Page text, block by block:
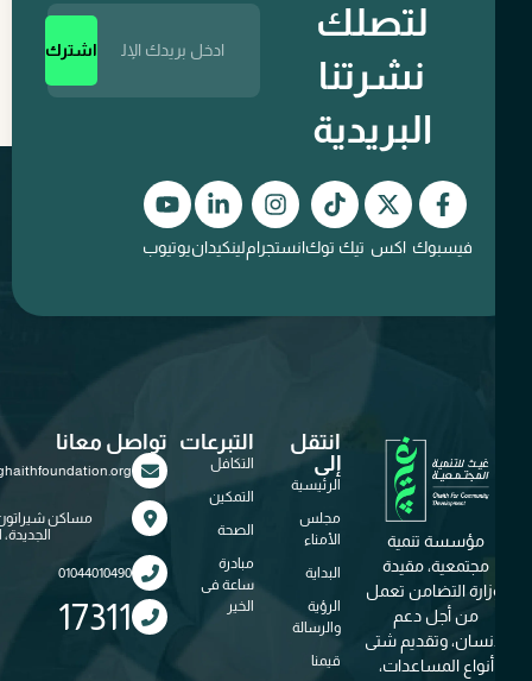
لتصلك
نشرتنا
البريدية
اشترك
فيسبوك اكس تيك توكانستجراملينكيدانيوتيوب
مؤسسة تنمية
مجتمعية، مقيدة
التضامن تعمل
من أجل دعم
وتقديم شتى
أنواع المساعدات،
تواصل معانا
Info@ghaithfoundation.org
مساكن شيراتون، مصر
الجديدة، القاهرة
01044010490
17311
انتقل
الرئيسية
مجلس
والرسالة
التبرعات
التمكين
ساعة فى